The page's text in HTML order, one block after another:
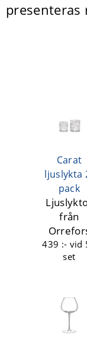
presenteras
Carat
ljuslykta
pack
från
439 :- vid
set